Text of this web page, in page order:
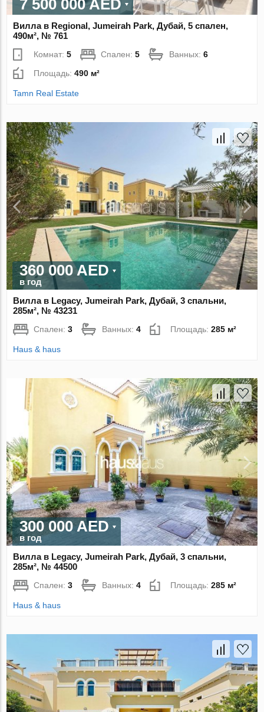
7 500 000 AED
Вилла в Regional, Jumeirah Park, Дубай, 5 спален,
490м², № 761
Комнат:5 Спален:5 Ванных:6
Площадь:490 м²
Tamn Real Estate
360 000 AED
в год
Вилла в Legacy, Jumeirah Park, Дубай, 3 спальни,
285м², № 43231
Спален:3 Ванных:4 Площадь:285 м²
Haus & haus
300 000 AED
в год
Вилла в Legacy, Jumeirah Park, Дубай, 3 спальни,
285м², № 44500
Спален:3 Ванных:4 Площадь:285 м²
Haus & haus